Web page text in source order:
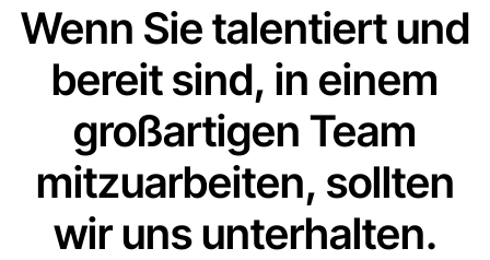
Wenn Sie talentiert und
bereit sind, in einem
großartigen Team
mitzuarbeiten, sollten
wir uns unterhalten.